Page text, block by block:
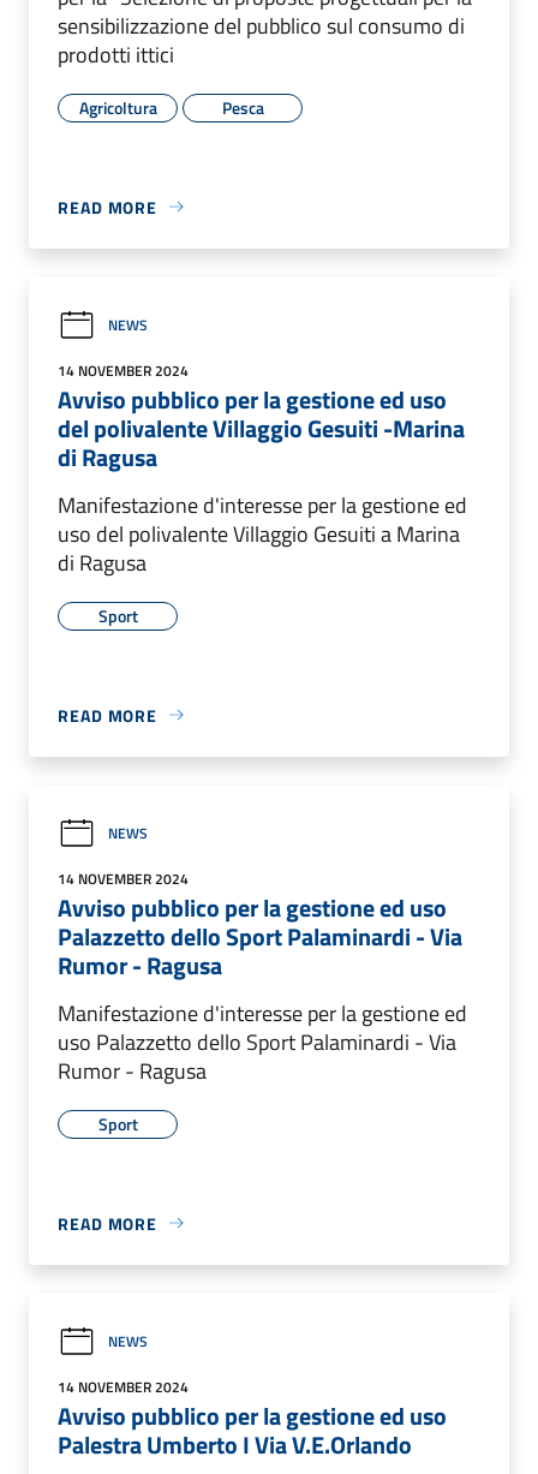
sensibilizzazione del pubblico sul consumo di
prodotti ittici
Agricoltura Pesca
READ MORE
NEWS
14 NOVEMBER 2024
Avviso pubblico per la gestione ed uso
del polivalente Villaggio Gesuiti -Marina
di Ragusa
Manifestazione d'interesse per la gestione ed
uso del polivalente Villaggio Gesuiti a Marina
di Ragusa
Sport
READ MORE
NEWS
14 NOVEMBER 2024
Avviso pubblico per la gestione ed uso
Palazzetto dello Sport Palaminardi - Via
Rumor - Ragusa
Manifestazione d'interesse per la gestione ed
uso Palazzetto dello Sport Palaminardi - Via
Rumor - Ragusa
Sport
READ MORE
NEWS
14 NOVEMBER 2024
Avviso pubblico per la gestione ed uso
Palestra Umberto I Via V.E.Orlando